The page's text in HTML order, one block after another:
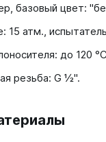
базовый цвет:
15 атм.,
до 120
резьба: G ½".